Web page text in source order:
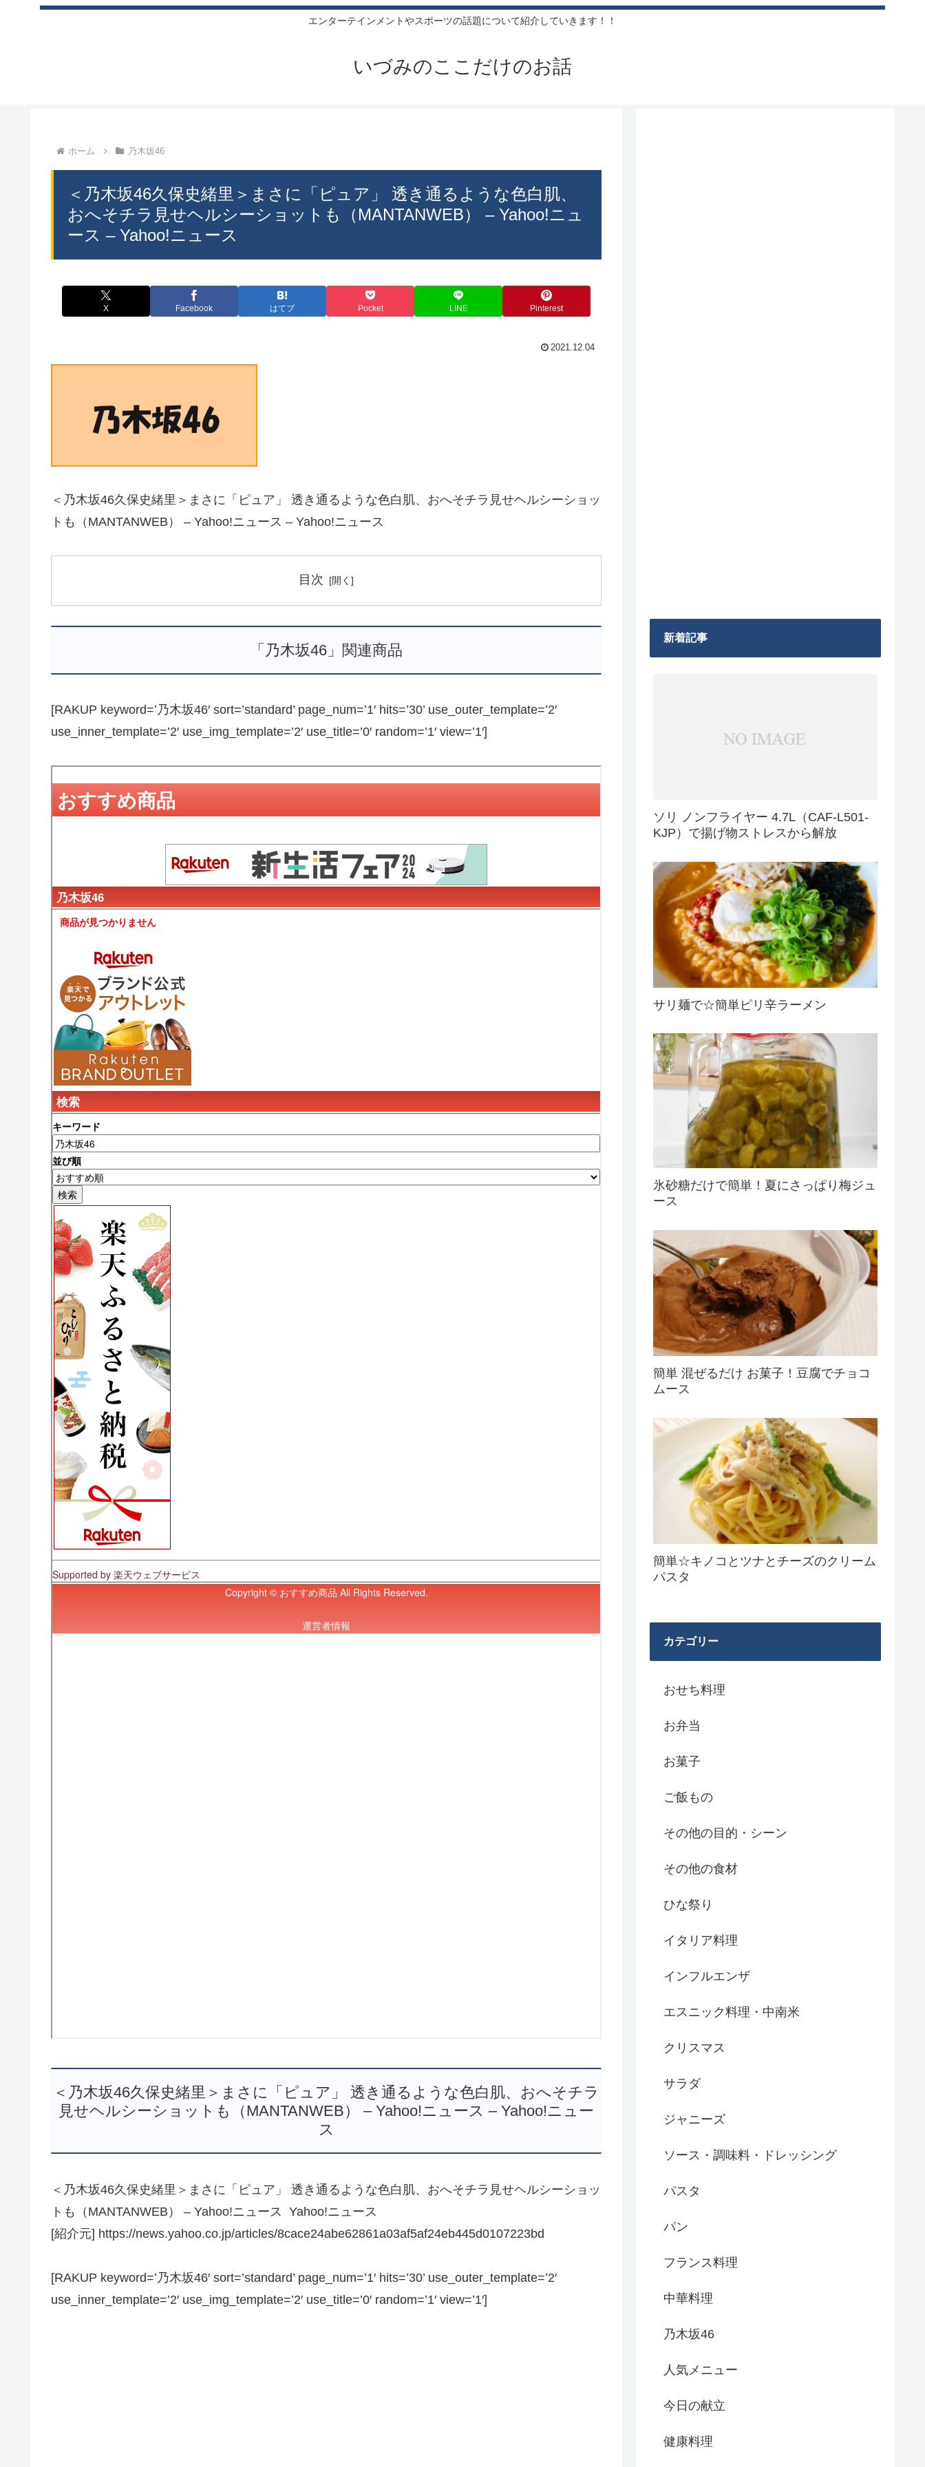
エンターテインメントやスポーツの話題について紹介していきます！！
いづみのここだけのお話
ホーム 乃木坂46
＜乃木坂46久保史緒里＞まさに「ピュア」 透き通るような色白肌、
おへそチラ見せヘルシーショットも（MANTANWEB） – Yahoo!ニュ
ース – Yahoo!ニュース
X Facebook はてブ Pocket LINE Pinterest
2021.12.04
＜乃木坂46久保史緒里＞まさに「ピュア」 透き通るような色白肌、おへそチラ見せヘルシーショッ
トも（MANTANWEB） – Yahoo!ニュース – Yahoo!ニュース
目次
「乃木坂46」関連商品
[RAKUP keyword=’乃木坂46′ sort=’standard’ page_num=’1′ hits=’30’ use_outer_template=’2′
use_inner_template=’2′ use_img_template=’2′ use_title=’0′ random=’1′ view=’1′]
＜乃木坂46久保史緒里＞まさに「ピュア」 透き通るような色白肌、おへそチラ
見せヘルシーショットも（MANTANWEB） – Yahoo!ニュース – Yahoo!ニュー
ス
＜乃木坂46久保史緒里＞まさに「ピュア」 透き通るような色白肌、おへそチラ見せヘルシーショッ
トも（MANTANWEB） – Yahoo!ニュース Yahoo!ニュース
[紹介元] https://news.yahoo.co.jp/articles/8cace24abe62861a03af5af24eb445d0107223bd
[RAKUP keyword=’乃木坂46′ sort=’standard’ page_num=’1′ hits=’30’ use_outer_template=’2′
use_inner_template=’2′ use_img_template=’2′ use_title=’0′ random=’1′ view=’1′]
新着記事
ソリ ノンフライヤー 4.7L（CAF-L501-
KJP）で揚げ物ストレスから解放
サリ麺で☆簡単ピリ辛ラーメン
氷砂糖だけで簡単！夏にさっぱり梅ジュ
ース
簡単 混ぜるだけ お菓子！豆腐でチョコ
ムース
簡単☆キノコとツナとチーズのクリーム
パスタ
カテゴリー
おせち料理
お弁当
お菓子
ご飯もの
その他の目的・シーン
その他の食材
ひな祭り
イタリア料理
インフルエンザ
エスニック料理・中南米
クリスマス
サラダ
ジャニーズ
ソース・調味料・ドレッシング
パスタ
パン
フランス料理
中華料理
乃木坂46
人気メニュー
今日の献立
健康料理